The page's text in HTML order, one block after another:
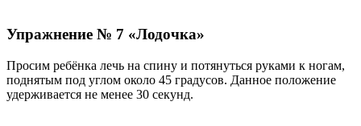
Упражнение № 7 «Лодочка»
Просим ребёнка лечь на спину и потянуться руками к ногам,
поднятым под углом около 45 градусов. Данное положение
удерживается не менее 30 секунд.